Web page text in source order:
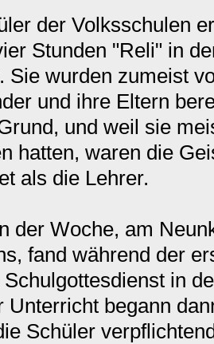
der Volksschulen
Stunden "Reli" in
Sie wurden zumeist
und ihre Eltern
und weil sie
hatten, waren die
als die Lehrer.
der Woche, am
fand während der
in
Unterricht begann
Schüler